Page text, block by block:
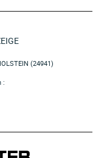
(24941)
: